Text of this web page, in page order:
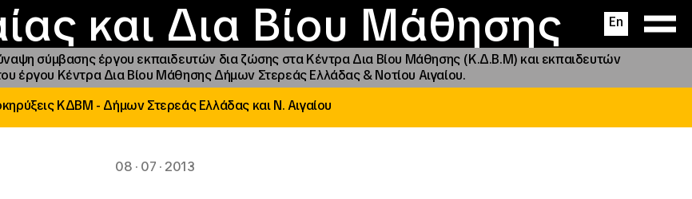
και Δια Βίου Μάθησης En
Το ΙΝΕΔΙΒΙΜκαι δράσεις
Εστίες
αιγίδας
Νέα
Επικοινωνία
σύμβασης έργου εκπαιδευτών δια ζώσης στα Κέντρα Δια Βίου Μάθησης (Κ.Δ.Β.Μ) και εκπαιδευτών
έργου Κέντρα Δια Βίου Μάθησης Δήμων Στερεάς Ελλάδας & Νοτίου Αιγαίου.
ΚΔΒΜ - Δήμων Στερεάς Ελλάδας και Ν. Αιγαίου
08 · 07 · 2013